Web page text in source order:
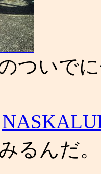
ついで
るんだ。